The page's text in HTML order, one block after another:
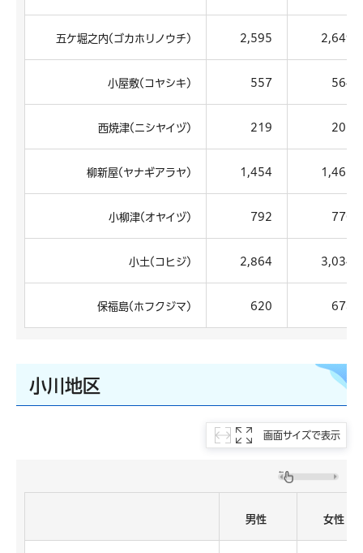
五ケ堀之内(ゴカホリノウチ) 2,595 2,649
小屋敷(コヤシキ) 557 564
西焼津(ニシヤイヅ) 219 201
柳新屋(ヤナギアラヤ) 1,454 1,467
小柳津(オヤイヅ) 792 770
小土(コヒジ) 2,864 3,034
保福島(ホフクジマ) 620 678
小川地区
画面サイズで表示
男性 女性